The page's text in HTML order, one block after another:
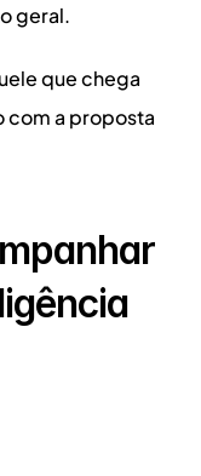
geral.
que chega
com a proposta